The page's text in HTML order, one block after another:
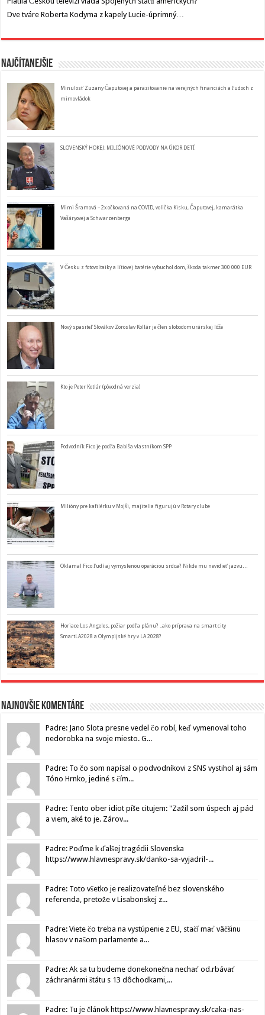
Dve tváre Roberta Kodyma z kapely Lucie-úprimný…
Najčítanejšie
Minulosť Zuzany Čaputovej a parazitovanie na verejných financiách a ľudoch z
mimovládok
SLOVENSKÝ HOKEJ: MILIÓNOVÉ PODVODY NA ÚKOR DETÍ
Mimi Šramová – 2x očkovaná na COVID, volička Kisku, Čaputovej, kamarátka
Vašáryovej a Schwarzenberga
V Česku z fotovoltaiky a lítiovej batérie vybuchol dom, škoda takmer 300 000 EUR
Nový spasiteľ Slovákov Zoroslav Kollár je člen slobodomurárskej lóže
Kto je Peter Kotlár (pôvodná verzia)
Podvodník Fico je podľa Babiša vlastníkom SPP
Milióny pre kafilérku v Mojši, majitelia figurujú v Rotary clube
Oklamal Fico ľudí aj vymyslenou operáciou srdca? Nikde mu nevidieť jazvu…
Horiace Los Angeles, požiar podľa plánu? ..ako príprava na smart city
SmartLA2028 a Olympijské hry v LA 2028?
Najnovšie komentáre
Padre: Jano Slota presne vedel čo robí, keď vymenoval toho
nedorobka na svoje miesto. G...
Padre: To čo som napísal o podvodníkovi z SNS vystihol aj sám
Tóno Hrnko, jediné s čím...
Padre: Tento ober idiot píše citujem: "Zažil som úspech aj pád
a viem, aké to je. Zárov...
Padre: Poďme k ďalšej tragédii Slovenska
https://www.hlavnespravy.sk/danko-sa-vyjadril-...
Padre: Toto všetko je realizovateľné bez slovenského
referenda, pretože v Lisabonskej z...
Padre: Viete čo treba na vystúpenie z EU, stačí mať väčšinu
hlasov v našom parlamente a...
Padre: Ak sa tu budeme donekonečna nechať od.rbávať
záchranármi štátu s 13 dôchodkami,...
Padre: Tu je článok https://www.hlavnespravy.sk/caka-nas-